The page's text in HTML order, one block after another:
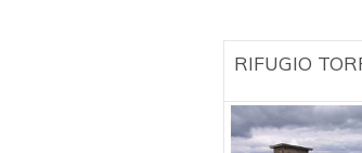
RIFUGIO